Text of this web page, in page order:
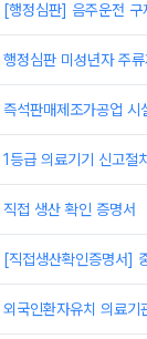
[행정심판] 음주운전
행정심판 미성년자 주
즉석판매제조가공업 시
1등급 의료기기 신고절
직접 생산 확인 증명서
[직접생산확인증명서]
외국인환자유치 의료기